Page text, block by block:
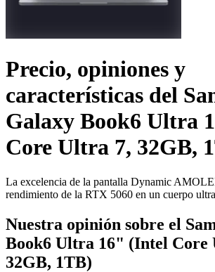
Precio, opiniones y
características del
Galaxy Book6 Ultra
Core Ultra 7, 32GB,
La excelencia de la pantalla Dynamic
rendimiento de la RTX 5060 en un cuerpo
Nuestra opinión sobre el
Book6 Ultra 16" (Intel Core
32GB, 1TB)